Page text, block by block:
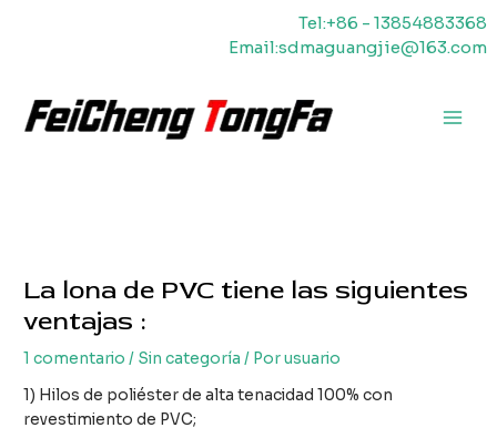
Tel:+86 - 13854883368
Email:sdmaguangjie@163.com
La lona de PVC tiene las siguientes
ventajas :
1 comentario / Sin categoría / Porusuario
1) Hilos de poliéster de alta tenacidad 100% con
revestimiento de PVC;